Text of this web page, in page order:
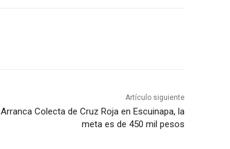
Artículo siguiente
Arranca Colecta de Cruz Roja en Escuinapa, la
meta es de 450 mil pesos